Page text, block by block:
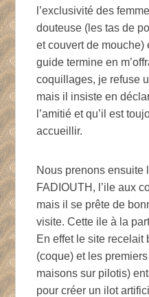
l’exclusivité des
douteuse (les tas de
et couvert de mouche)
guide termine en
coquillages, je refuse
mais il insiste en
l’amitié et qu’il est
accueillir.
Nous prenons ensuite
FADIOUTH, l’ile aux
mais il se prête de
visite. Cette ile à la
En effet le site
(coque) et les
maisons sur pilotis)
pour créer un ilot